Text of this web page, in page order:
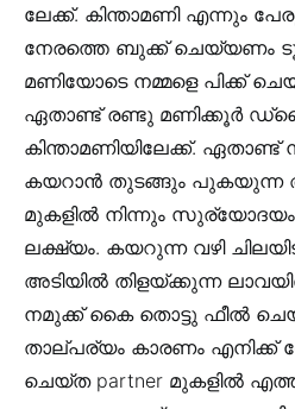
ലേക്ക്. കിന്താമണി എന്നും
നേരത്തെ ബുക്ക്‌ ചെയ്യണം
മണിയോടെ നമ്മളെ പിക്ക്
ഏതാണ്ട് രണ്ടു മണിക്കൂര്‍
കിന്താമണിയിലേക്ക്.
കയറാന്‍ തുടങ്ങും പുകയുന്ന
മുകളില്‍ നിന്നും
ലക്ഷ്യം. കയറുന്ന വഴി
അടിയില്‍ തിളയ്ക്കുന്ന
നമുക്ക് കൈ തൊട്ടു ഫീല്‍
താല്പര്യം കാരണം എനിക്ക്
ചെയ്ത partner മുകളില്‍